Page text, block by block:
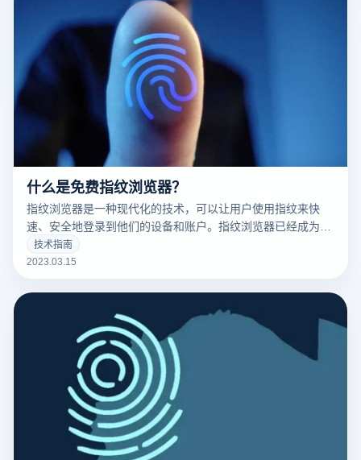
什么是免费指纹浏览器？
指纹浏览器是一种现代化的技术，可以让用户使用指纹来快
速、安全地登录到他们的设备和账户。指纹浏览器已经成为了
现代科技的标志之一，并且越来越多的人开始使用它。
技术指南
2023.03.15